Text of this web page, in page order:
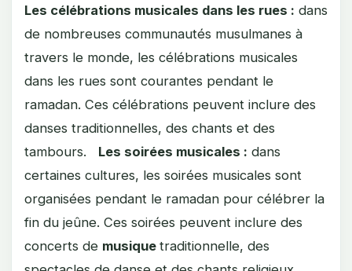
Les célébrations musicales dans les rues : dans
de nombreuses communautés musulmanes à
travers le monde, les célébrations musicales
dans les rues sont courantes pendant le
ramadan. Ces célébrations peuvent inclure des
danses traditionnelles, des chants et des
tambours. Les soirées musicales : dans
certaines cultures, les soirées musicales sont
organisées pendant le ramadan pour célébrer la
fin du jeûne. Ces soirées peuvent inclure des
concerts de musique traditionnelle, des